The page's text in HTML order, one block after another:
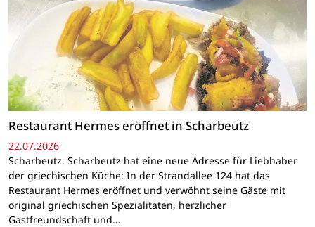
Restaurant Hermes eröffnet in Scharbeutz
22.07.2026
Scharbeutz. Scharbeutz hat eine neue Adresse für Liebhaber
der griechischen Küche: In der Strandallee 124 hat das
Restaurant Hermes eröffnet und verwöhnt seine Gäste mit
original griechischen Spezialitäten, herzlicher
Gastfreundschaft und…